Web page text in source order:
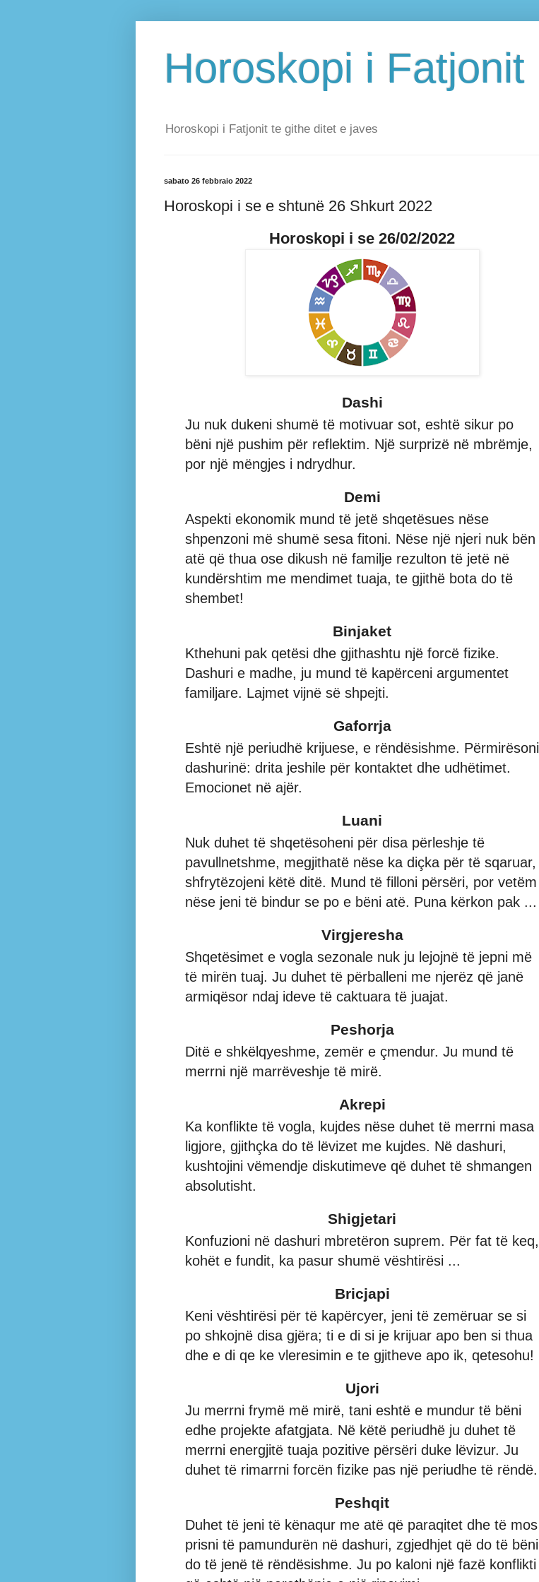
Horoskopi i Fatjonit
Horoskopi i Fatjonit te githe ditet e javes
sabato 26 febbraio 2022
Horoskopi i se e shtunë 26 Shkurt 2022
Horoskopi i se 26/02/2022
Dashi
Ju nuk dukeni shumë të motivuar sot, eshtë sikur po
bëni një pushim për reflektim. Një surprizë në mbrëmje,
por një mëngjes i ndrydhur.
Demi
Aspekti ekonomik mund të jetë shqetësues nëse
shpenzoni më shumë sesa fitoni. Nëse një njeri nuk bën
atë që thua ose dikush në familje rezulton të jetë në
kundërshtim me mendimet tuaja, te gjithë bota do të
shembet!
Binjaket
Kthehuni pak qetësi dhe gjithashtu një forcë fizike.
Dashuri e madhe, ju mund të kapërceni argumentet
familjare. Lajmet vijnë së shpejti.
Gaforrja
Eshtë një periudhë krijuese, e rëndësishme. Përmirësoni
dashurinë: drita jeshile për kontaktet dhe udhëtimet.
Emocionet në ajër.
Luani
Nuk duhet të shqetësoheni për disa përleshje të
pavullnetshme, megjithatë nëse ka diçka për të sqaruar,
shfrytëzojeni këtë ditë. Mund të filloni përsëri, por vetëm
nëse jeni të bindur se po e bëni atë. Puna kërkon pak ...
Virgjeresha
Shqetësimet e vogla sezonale nuk ju lejojnë të jepni më
të mirën tuaj. Ju duhet të përballeni me njerëz që janë
armiqësor ndaj ideve të caktuara të juajat.
Peshorja
Ditë e shkëlqyeshme, zemër e çmendur. Ju mund të
merrni një marrëveshje të mirë.
Akrepi
Ka konflikte të vogla, kujdes nëse duhet të merrni masa
ligjore, gjithçka do të lëvizet me kujdes. Në dashuri,
kushtojini vëmendje diskutimeve që duhet të shmangen
absolutisht.
Shigjetari
Konfuzioni në dashuri mbretëron suprem. Për fat të keq,
kohët e fundit, ka pasur shumë vështirësi ...
Bricjapi
Keni vështirësi për të kapërcyer, jeni të zemëruar se si
po shkojnë disa gjëra; ti e di si je krijuar apo ben si thua
dhe e di qe ke vleresimin e te gjitheve apo ik, qetesohu!
Ujori
Ju merrni frymë më mirë, tani eshtë e mundur të bëni
edhe projekte afatgjata. Në këtë periudhë ju duhet të
merrni energjitë tuaja pozitive përsëri duke lëvizur. Ju
duhet të rimarrni forcën fizike pas një periudhe të rëndë.
Peshqit
Duhet të jeni të kënaqur me atë që paraqitet dhe të mos
prisni të pamundurën në dashuri, zgjedhjet që do të bëni
do të jenë të rëndësishme. Ju po kaloni një fazë konflikti